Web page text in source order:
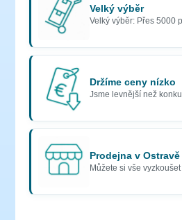
Velký výběr
Velký výběr: Přes 5000
Držíme ceny nízko
Jsme levnější než
Prodejna v Ostravě
Můžete si vše